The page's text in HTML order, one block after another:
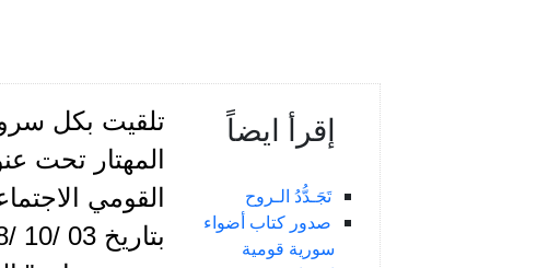
إقرأ ايضاً
تَجَـدُّدُ الـروح
صدور كتاب أضواء
سورية قومية
تلقيت بكل
المهتار تحت
القومي